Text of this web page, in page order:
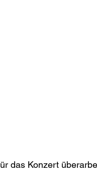
das Konzert